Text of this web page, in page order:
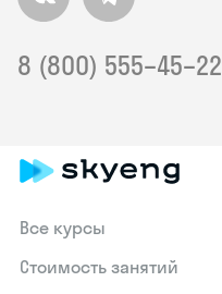
8 (800) 555–45–22
Все курсы
Стоимость занятий